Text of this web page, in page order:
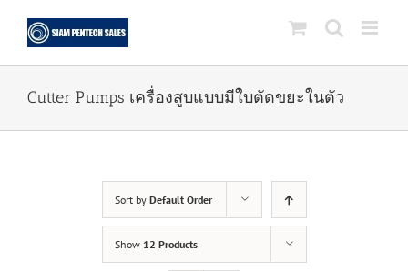
content
Cutter Pumps เครื่องสูบแบบมีใบตัดขยะในตัว
Sort by Default Order
Show 12 Products